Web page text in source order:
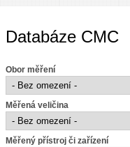
Databáze CMC
Obor měření
Měřená veličina
Měřený přístroj či zařízení